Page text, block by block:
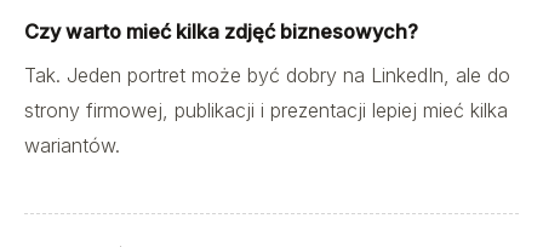
Czy warto mieć kilka zdjęć biznesowych?
Tak. Jeden portret może być dobry na LinkedIn, ale do
strony firmowej, publikacji i prezentacji lepiej mieć kilka
wariantów.